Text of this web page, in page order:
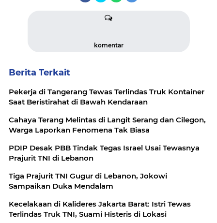
komentar
Berita Terkait
Pekerja di Tangerang Tewas Terlindas Truk Kontainer
Saat Beristirahat di Bawah Kendaraan
Cahaya Terang Melintas di Langit Serang dan Cilegon,
Warga Laporkan Fenomena Tak Biasa
PDIP Desak PBB Tindak Tegas Israel Usai Tewasnya
Prajurit TNI di Lebanon
Tiga Prajurit TNI Gugur di Lebanon, Jokowi
Sampaikan Duka Mendalam
Kecelakaan di Kalideres Jakarta Barat: Istri Tewas
Terlindas Truk TNI, Suami Histeris di Lokasi